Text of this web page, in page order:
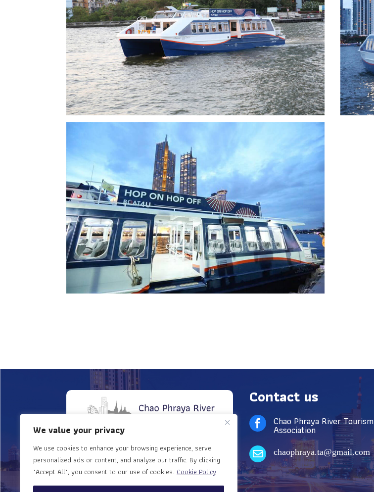
We value your privacy
We use cookies to enhance your browsing experience, serve
personalized ads or content, and analyze our traffic. By clicking
"Accept All", you consent to our use of cookies. Cookie Policy
Apply for association
membership
Contact us
 Chao Phraya River Tourism
Association
 chaophraya.ta@gmail.com